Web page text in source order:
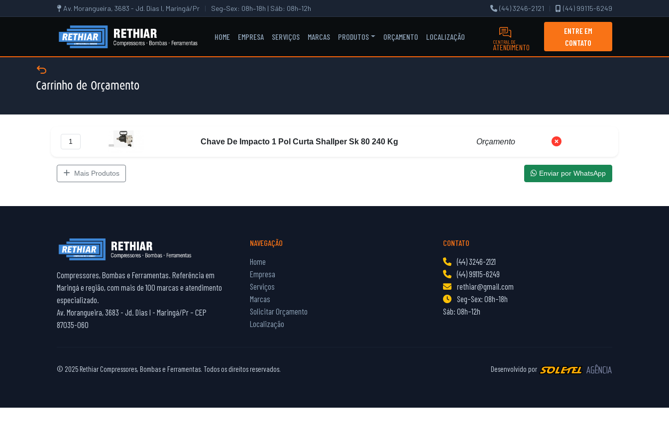
Av. Morangueira, 3683 - Jd. Dias I, Maringá/Pr | Seg–Sex: 08h–18h | Sáb: 08h–12h (44) 3246-2121 | (44) 99115-6249
HOME EMPRESA SERVIÇOS MARCAS PRODUTOS ORÇAMENTO LOCALIZAÇÃO
CENTRAL DE
ATENDIMENTO
ENTRE EM
CONTATO
Carrinho de Orçamento
Chave De Impacto 1 Pol Curta Shallper Sk 80 240 Kg Orçamento
Mais Produtos Enviar por WhatsApp
Compressores, Bombas e Ferramentas. Referência em
Maringá e região, com mais de 100 marcas e atendimento
especializado.
Av. Morangueira, 3683 - Jd. Dias I - Maringá/Pr – CEP
87035-060
NAVEGAÇÃO
Home
Empresa
Serviços
Marcas
Solicitar Orçamento
Localização
CONTATO
(44) 3246-2121
(44) 99115-6249
rethiar@gmail.com
Seg–Sex: 08h–18h
Sáb: 08h–12h
© 2025 Rethiar Compressores, Bombas e Ferramentas. Todos os direitos reservados. Desenvolvido por